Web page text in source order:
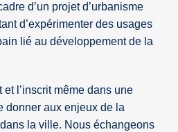
d’un projet d’urbanisme
d’expérimenter des usages
lié au développement de la
l’inscrit même dans une
donner aux enjeux de la
la ville. Nous échangeons